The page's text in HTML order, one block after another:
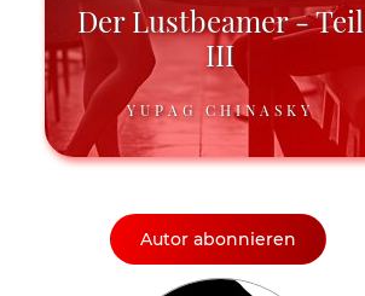
Der Lustbeamer - Teil
III
YUPAG CHINASKY
Autor abonnieren